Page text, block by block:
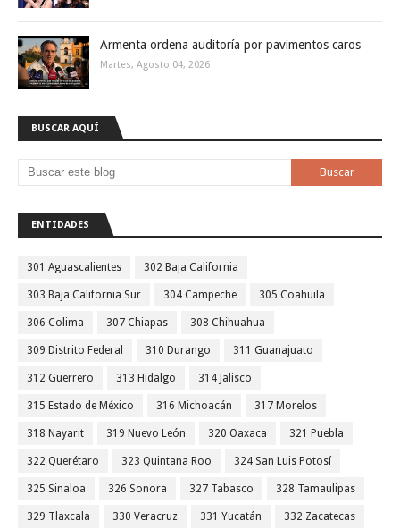
Armenta ordena auditoría por pavimentos caros
Martes, Agosto 04, 2026
BUSCAR AQUÍ
ENTIDADES
301 Aguascalientes 302 Baja California
303 Baja California Sur 304 Campeche 305 Coahuila
306 Colima 307 Chiapas 308 Chihuahua
309 Distrito Federal 310 Durango 311 Guanajuato
312 Guerrero 313 Hidalgo 314 Jalisco
315 Estado de México 316 Michoacán 317 Morelos
318 Nayarit 319 Nuevo León 320 Oaxaca 321 Puebla
322 Querétaro 323 Quintana Roo 324 San Luis Potosí
325 Sinaloa 326 Sonora 327 Tabasco 328 Tamaulipas
329 Tlaxcala 330 Veracruz 331 Yucatán 332 Zacatecas